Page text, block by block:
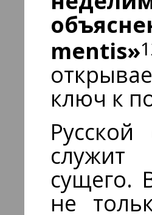
mentis»
ключ к
сущего.
не